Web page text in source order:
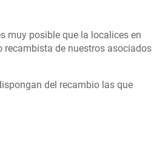
muy posible que la localices en
recambista de nuestros asociados
del recambio las que